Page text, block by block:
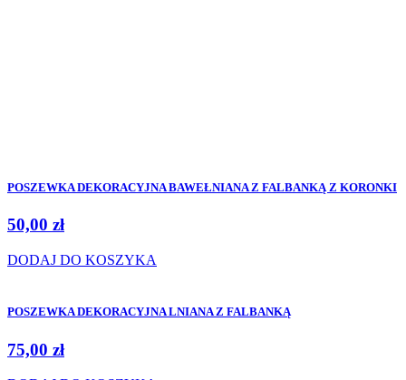
POSZEWKA DEKORACYJNA BAWEŁNIANA Z FALBANKĄ Z KORONKI
50,00 zł
DODAJ DO KOSZYKA
POSZEWKA DEKORACYJNA LNIANA Z FALBANKĄ
75,00 zł